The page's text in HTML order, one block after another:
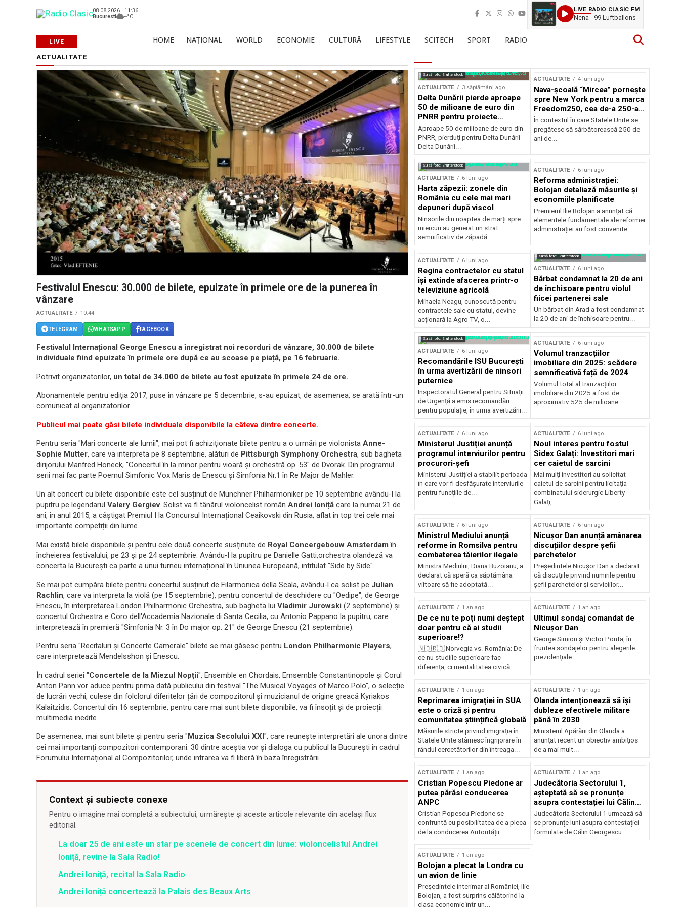
08.08.2026 | 11:36
Bucuresti
--°C
LIVE RADIO CLASIC FM
Nena - 99 Luftballons
HOME NAȚIONAL WORLD ECONOMIE CULTURĂ LIFESTYLE SCITECH SPORT RADIO
ACTUALITATE
Festivalul Enescu: 30.000 de bilete, epuizate în primele ore de la punerea în
vânzare
ACTUALITATE 10:44
TELEGRAM WHATSAPP FACEBOOK
Festivalul Internațional George Enescu a înregistrat noi recorduri de vânzare, 30.000 de bilete
individuale fiind epuizate în primele ore după ce au scoase pe piață, pe 16 februarie.
Potrivit organizatorilor, un total de 34.000 de bilete au fost epuizate în primele 24 de ore.
Abonamentele pentru ediția 2017, puse în vânzare pe 5 decembrie, s-au epuizat, de asemenea, se arată într-un
comunicat al organizatorilor.
Publicul mai poate găsi bilete individuale disponibile la câteva dintre concerte.
Pentru seria "Mari concerte ale lumii", mai pot fi achiziționate bilete pentru a o urmări pe violonista Anne-
Sophie Mutter, care va interpreta pe 8 septembrie, alături de Pittsburgh Symphony Orchestra, sub bagheta
dirijorului Manfred Honeck, "Concertul în la minor pentru vioară și orchestră op. 53" de Dvorak. Din programul
serii mai fac parte Poemul Simfonic Vox Maris de Enescu și Simfonia Nr.1 în Re Major de Mahler.
Un alt concert cu bilete disponibile este cel susținut de Munchner Philharmoniker pe 10 septembrie avându-l la
pupitru pe legendarul Valery Gergiev. Solist va fi tânărul violoncelist român Andrei Ioniță care la numai 21 de
ani, în anul 2015, a câștigat Premiul I la Concursul Internațional Ceaikovski din Rusia, aflat în top trei cele mai
importante competiții din lume.
Mai există bilele disponibile și pentru cele două concerte susținute de Royal Concergebouw Amsterdam în
încheierea festivalului, pe 23 și pe 24 septembrie. Avându-l la pupitru pe Danielle Gatti,orchestra olandeză va
concerta la București ca parte a unui turneu internațional în Uniunea Europeană, intitulat "Side by Side".
Se mai pot cumpăra bilete pentru concertul susținut de Filarmonica della Scala, avându-l ca solist pe Julian
Rachlin, care va interpreta la violă (pe 15 septembrie), pentru concertul de deschidere cu "Oedipe", de George
Enescu, în interpretarea London Philharmonic Orchestra, sub bagheta lui Vladimir Jurowski (2 septembrie) și
concertul Orchestra e Coro dell'Accademia Nazionale di Santa Cecilia, cu Antonio Pappano la pupitru, care
interpretează în premieră "Simfonia Nr. 3 în Do major op. 21" de George Enescu (21 septembrie).
Pentru seria "Recitaluri și Concerte Camerale" bilete se mai găsesc pentru London Philharmonic Players,
care interpretează Mendelsshon și Enescu.
În cadrul seriei "Concertele de la Miezul Nopții", Ensemble en Chordais, Emsemble Constantinopole și Corul
Anton Pann vor aduce pentru prima dată publicului din festival "The Musical Voyages of Marco Polo", o selecție
de lucrări vechi, culese din folclorul diferitelor țări de compozitorul și muzicianul de origine greacă Kyriakos
Kalaitzidis. Concertul din 16 septembrie, pentru care mai sunt bilete disponibile, va fi însoțit și de proiecții
multimedia inedite.
De asemenea, mai sunt bilete și pentru seria "Muzica Secolului XXI", care reunește interpretări ale unora dintre
cei mai importanți compozitori contemporani. 30 dintre aceștia vor și dialoga cu publicul la București în cadrul
Forumului Internațional al Compozitorilor, unde intrarea va fi liberă în baza înregistrării.
Context și subiecte conexe
Pentru o imagine mai completă a subiectului, urmărește și aceste articole relevante din același flux
editorial.
La doar 25 de ani este un star pe scenele de concert din lume: violoncelistul Andrei
Ioniță, revine la Sala Radio!
Andrei Ioniţă, recital la Sala Radio
Andrei Ioniță concertează la Palais des Beaux Arts
Sursă foto: Shutterstock
ACTUALITATE 3 săptămâni ago
Delta Dunării pierde aproape
50 de milioane de euro din
PNRR pentru proiecte
esențiale
Aproape 50 de milioane de euro din
PNRR, pierduți pentru Delta Dunării
Delta Dunării...
ACTUALITATE 4 luni ago
Nava-școală “Mircea” pornește
spre New York pentru a marca
Freedom250, cea de-a 250-a
aniversare a Statelor Unite
În contextul în care Statele Unite se
pregătesc să sărbătorească 250 de
ani de...
Sursă foto: Shutterstock
ACTUALITATE 6 luni ago
Harta zăpezii: zonele din
România cu cele mai mari
depuneri după viscol
Ninsorile din noaptea de marți spre
miercuri au generat un strat
semnificativ de zăpadă...
ACTUALITATE 6 luni ago
Reforma administrației:
Bolojan detaliază măsurile și
economiile planificate
Premierul Ilie Bolojan a anunțat că
elementele fundamentale ale reformei
administrației au fost convenite...
ACTUALITATE 6 luni ago
Regina contractelor cu statul
își extinde afacerea printr-o
televiziune agricolă
Mihaela Neagu, cunoscută pentru
contractele sale cu statul, devine
acționară la Agro TV, o...
Sursă foto: Shutterstock
ACTUALITATE 6 luni ago
Bărbat condamnat la 20 de ani
de închisoare pentru violul
fiicei partenerei sale
Un bărbat din Arad a fost condamnat
la 20 de ani de închisoare pentru...
Sursă foto: Shutterstock
ACTUALITATE 6 luni ago
Recomandările ISU București
în urma avertizării de ninsori
puternice
Inspectoratul General pentru Situații
de Urgență a emis recomandări
pentru populație, în urma avertizării...
ACTUALITATE 6 luni ago
Volumul tranzacțiilor
imobiliare din 2025: scădere
semnificativă față de 2024
Volumul total al tranzacțiilor
imobiliare din 2025 a fost de
aproximativ 525 de milioane...
ACTUALITATE 6 luni ago
Ministerul Justiției anunță
programul interviurilor pentru
procurori-șefi
Ministerul Justiției a stabilit perioada
în care vor fi desfășurate interviurile
pentru funcțiile de...
ACTUALITATE 6 luni ago
Noul interes pentru fostul
Sidex Galați: Investitori mari
cer caietul de sarcini
Mai mulți investitori au solicitat
caietul de sarcini pentru licitația
combinatului siderurgic Liberty
Galați,...
ACTUALITATE 6 luni ago
Ministrul Mediului anunță
reforme în Romsilva pentru
combaterea tăierilor ilegale
Ministra Mediului, Diana Buzoianu, a
declarat că speră ca săptămâna
viitoare să fie adoptată...
ACTUALITATE 6 luni ago
Nicușor Dan anunță amânarea
discuțiilor despre șefii
parchetelor
Președintele Nicușor Dan a declarat
că discuțiile privind numirile pentru
șefii parchetelor și serviciilor...
ACTUALITATE 1 an ago
De ce nu te poți numi deștept
doar pentru că ai studii
superioare!?
🇳🇴🇷🇴 Norvegia vs. România: De
ce nu studiile superioare fac
diferența, ci mentalitatea civică...
ACTUALITATE 1 an ago
Ultimul sondaj comandat de
Nicușor Dan
George Simion și Victor Ponta, în
fruntea sondajelor pentru alegerile
prezidențiale ...
ACTUALITATE 1 an ago
Reprimarea imigrației în SUA
este o criză și pentru
comunitatea științifică globală
Măsurile stricte privind imigrația în
Statele Unite stârnesc îngrijorare în
rândul cercetătorilor din întreaga...
ACTUALITATE 1 an ago
Olanda intenționează să își
dubleze efectivele militare
până în 2030
Ministerul Apărării din Olanda a
anunțat recent un obiectiv ambițios
de a mai mult...
ACTUALITATE 1 an ago
Cristian Popescu Piedone ar
putea părăsi conducerea
ANPC
Cristian Popescu Piedone se
confruntă cu posibilitatea de a pleca
de la conducerea Autorității...
ACTUALITATE 1 an ago
Judecătoria Sectorului 1,
așteptată să se pronunțe
asupra contestației lui Călin
Georgescu privind controlul
judiciar
Judecătoria Sectorului 1 urmează să
se pronunțe luni asupra contestației
formulate de Călin Georgescu...
ACTUALITATE 1 an ago
Bolojan a plecat la Londra cu
un avion de linie
Președintele interimar al României, Ilie
Bolojan, a fost surprins călătorind la
clasa economic într-un...